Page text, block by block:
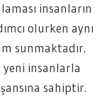
insanların
olurken aynı
sunmaktadır.
yeni insanlarla
sahiptir.